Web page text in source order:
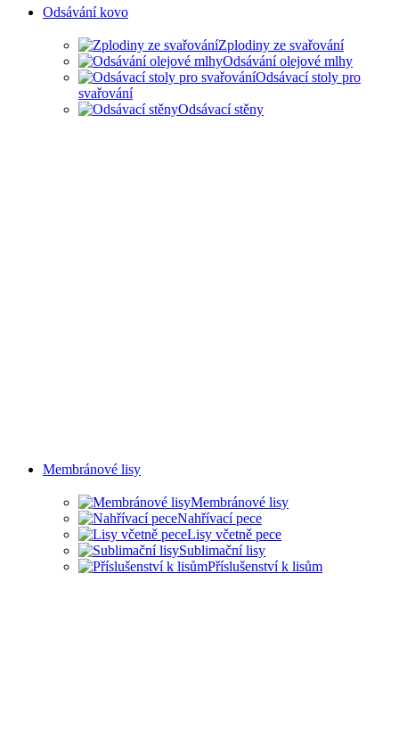
Odsávání kovo
Zplodiny ze svařování
Odsávání olejové mlhy
Odsávací stoly pro
svařování
Odsávací stěny
Membránové lisy
Membránové lisy
Nahřívací pece
Lisy včetně pece
Sublimační lisy
Příslušenství k lisům